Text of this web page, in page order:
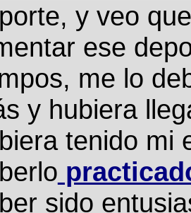
y veo
ese
me lo
y hubiera
tenido mi
sido